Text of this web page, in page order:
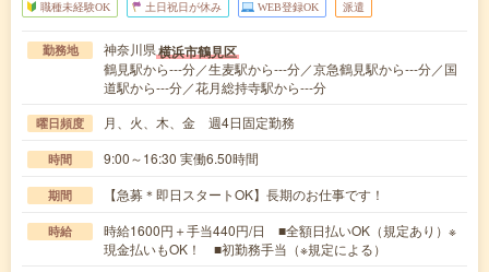
職種未経験OK 土日祝日が休み WEB登録OK 派遣
勤務地 神奈川県横浜市鶴見区
鶴見駅から---分／生麦駅から---分／京急鶴見駅から---分／国
道駅から---分／花月総持寺駅から---分
曜日頻度 月、火、木、金 週4日固定勤務
時間 9:00～16:30 実働6.50時間
期間 【急募＊即日スタートOK】長期のお仕事です！
時給
時給1600円＋手当440円/日 ■全額日払いOK（規定あり）※
現金払いもOK！ ■初勤務手当（※規定による）